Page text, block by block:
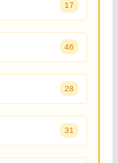
17
46
28
31